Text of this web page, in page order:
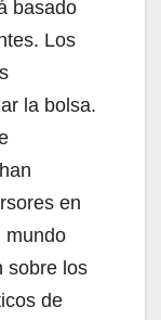
basado
Los
la bolsa.
en
mundo
sobre los
de